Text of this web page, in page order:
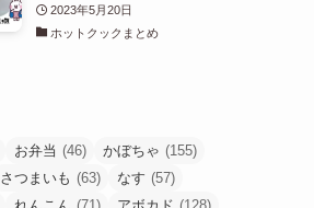
2023年5月20日
ホットクックまとめ
お弁当 (46) かぼちゃ (155)
さつまいも (63) なす (57)